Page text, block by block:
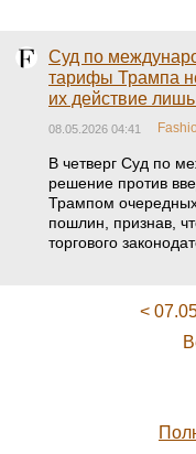
Суд по
тарифы Трампа
их действие
08.05.2026 04:41
В четверг Суд по
решение против
Трампом
пошлин, признав,
торгового
<